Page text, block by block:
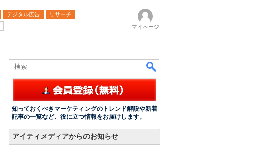
デジタル広告
リサーチ
マイページ
知っておくべきマーケティングのトレンド解説や新着
記事の一覧など、役に立つ情報をお届けします。
アイティメディアからのお知らせ